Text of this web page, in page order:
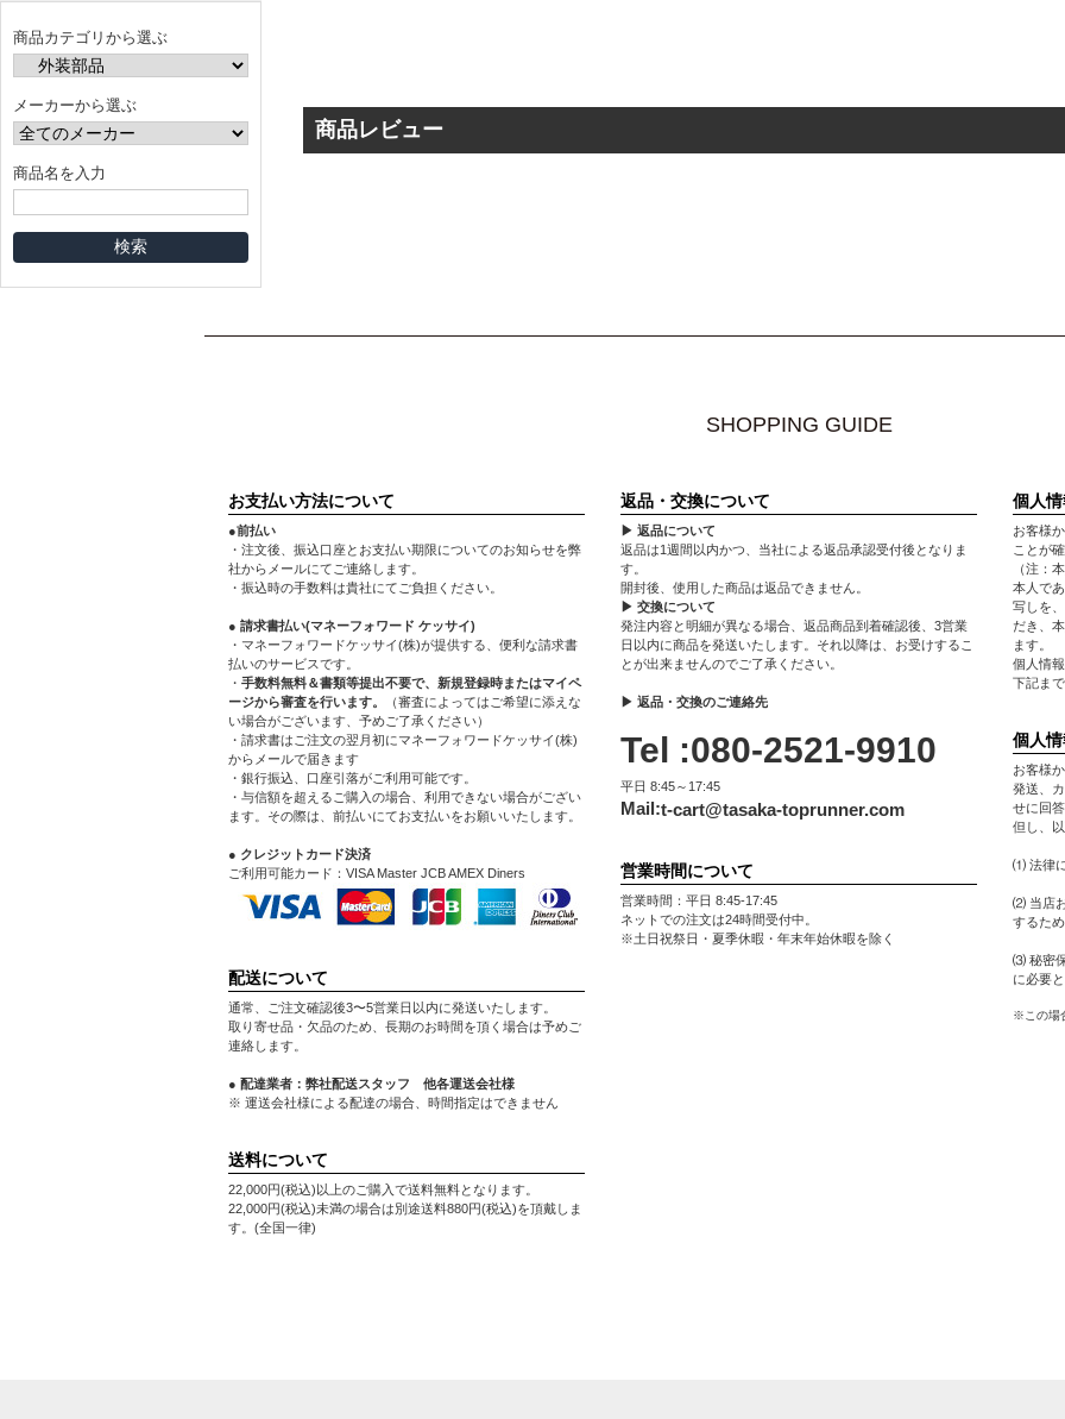
商品カテゴリから選ぶ
メーカーから選ぶ
商品名を入力
商品レビュー
SHOPPING GUIDE
お支払い方法について
●前払い
・注文後、振込口座とお支払い期限についてのお知らせを弊
社からメールにてご連絡します。
・振込時の手数料は貴社にてご負担ください。
● 請求書払い(マネーフォワード ケッサイ)
・マネーフォワードケッサイ(株)が提供する、便利な請求書
払いのサービスです。
・ 手数料無料＆書類等提出不要で、新規登録時またはマイペ
ージから審査を行います。
（審査によってはご希望に添えな
い場合がございます、予めご了承ください）
・請求書はご注文の翌月初にマネーフォワードケッサイ(株)
からメールで届きます
・銀行振込、口座引落がご利用可能です。
・与信額を超えるご購入の場合、利用できない場合がござい
ます。その際は、前払いにてお支払いをお願いいたします。
● クレジットカード決済
ご利用可能カード：VISA Master JCB AMEX Diners
配送について
通常、ご注文確認後3〜5営業日以内に発送いたします。
取り寄せ品・欠品のため、長期のお時間を頂く場合は予めご
連絡します。
● 配達業者：弊社配送スタッフ 他各運送会社様
※ 運送会社様による配達の場合、時間指定はできません
送料について
22,000円(税込)以上のご購入で送料無料となります。
22,000円(税込)未満の場合は別途送料880円(税込)を頂戴しま
す。(全国一律)
返品・交換について
▶ 返品について
返品は1週間以内かつ、当社による返品承認受付後となりま
す。
開封後、使用した商品は返品できません。
▶ 交換について
発注内容と明細が異なる場合、返品商品到着確認後、3営業
日以内に商品を発送いたします。それ以降は、お受けするこ
とが出来ませんのでご了承ください。
▶ 返品・交換のご連絡先
Tel :080-2521-9910
平日 8:45～17:45
Mail:t-cart@tasaka-toprunner.com
営業時間について
営業時間：平日 8:45-17:45
ネットでの注文は24時間受付中。
※土日祝祭日・夏季休暇・年末年始休暇を除く
個人
お客様
ことが
（注：
本人で
写しを
だき、
ます。
個人情
下記ま
個人
お客様
発送、
せに回
但し、
⑴ 法律
⑵ 当店
するた
⑶ 秘密
に必要
※この場